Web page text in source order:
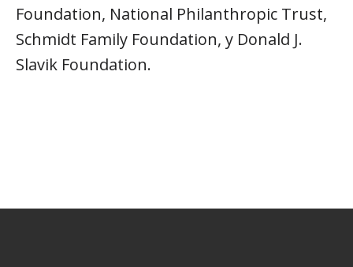
Foundation, National Philanthropic Trust,
Schmidt Family Foundation, y Donald J.
Slavik Foundation.